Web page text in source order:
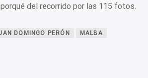
del recorrido por las 115 fotos.
DOMINGO PERÓN MALBA